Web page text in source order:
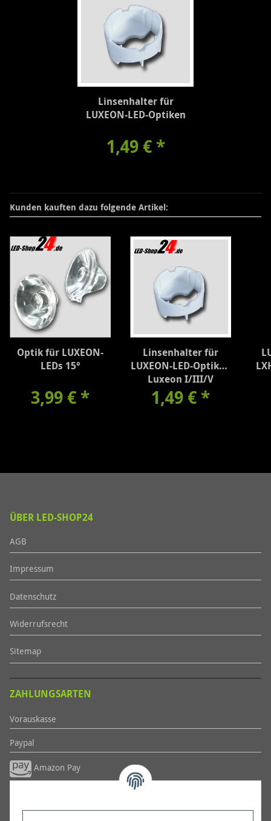
Linsenhalter für
LUXEON-LED-Optiken
1,49 € *
Kunden kauften dazu folgende Artikel:
Optik für LUXEON-
LEDs 15°
3,99 € *
Linsenhalter für
LUXEON-LED-Optiken
Luxeon I/III/V
1,49 € *
ÜBER LED-SHOP24
AGB
Impressum
Datenschutz
Widerrufsrecht
Sitemap
ZAHLUNGSARTEN
Vorauskasse
Paypal
Amazon Pay
Kontakt